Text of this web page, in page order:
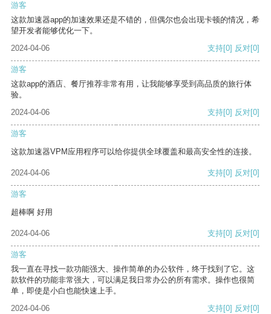
游客
这款加速器app的加速效果还是不错的，但偶尔也会出现卡顿的情况，希
望开发者能够优化一下。
2024-04-06
支持[0] 反对[0]
游客
这款app的酒店、餐厅推荐非常有用，让我能够享受到高品质的旅行体
验。
2024-04-06
支持[0] 反对[0]
游客
这款加速器VPM应用程序可以给你提供全球覆盖和最高安全性的连接。
2024-04-06 支持[0] 反对[0]
游客
超棒啊 好用
2024-04-06 支持[0] 反对[0]
游客
我一直在寻找一款功能强大、操作简单的办公软件，终于找到了它。这
款软件的功能非常强大，可以满足我日常办公的所有需求。操作也很简
单，即使是小白也能快速上手。
2024-04-06
支持[0] 反对[0]